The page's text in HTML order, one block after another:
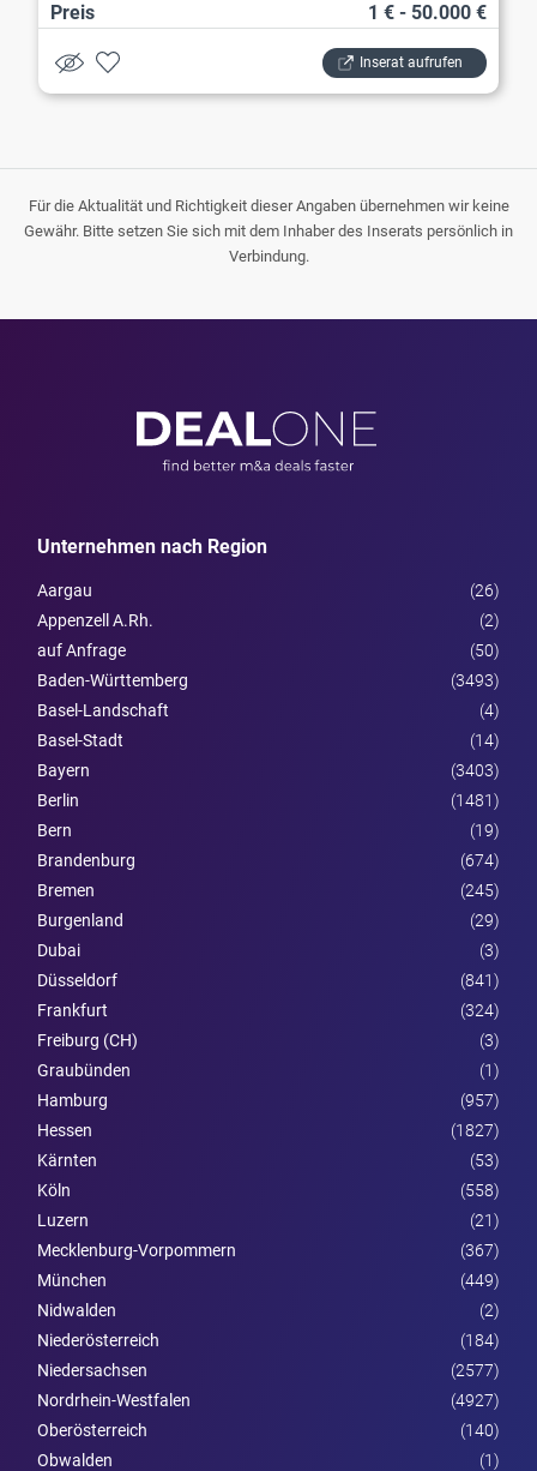
Preis
1 € - 50.000 €
Inserat aufrufen
Für die Aktualität und Richtigkeit dieser Angaben übernehmen wir keine
Gewähr. Bitte setzen Sie sich mit dem Inhaber des Inserats persönlich in
Verbindung.
Unternehmen nach Region
Aargau
(26)
Appenzell A.Rh.
(2)
auf Anfrage
(50)
Baden-Württemberg
(3493)
Basel-Landschaft
(4)
Basel-Stadt
(14)
Bayern
(3403)
Berlin
(1481)
Bern
(19)
Brandenburg
(674)
Bremen
(245)
Burgen­land
(29)
Dubai
(3)
Düsseldorf
(841)
Frankfurt
(324)
Freiburg (CH)
(3)
Graubünden
(1)
Hamburg
(957)
Hessen
(1827)
Kärnten
(53)
Köln
(558)
Luzern
(21)
Mecklenburg-Vorpommern
(367)
München
(449)
Nidwalden
(2)
Nieder­österreich
(184)
Niedersachsen
(2577)
Nordrhein-Westfalen
(4927)
Ober­österreich
(140)
Obwalden
(1)